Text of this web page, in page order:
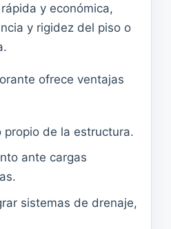
y económica,
y rigidez del piso o
ofrece ventajas
propio de la estructura.
ante cargas
sistemas de drenaje,